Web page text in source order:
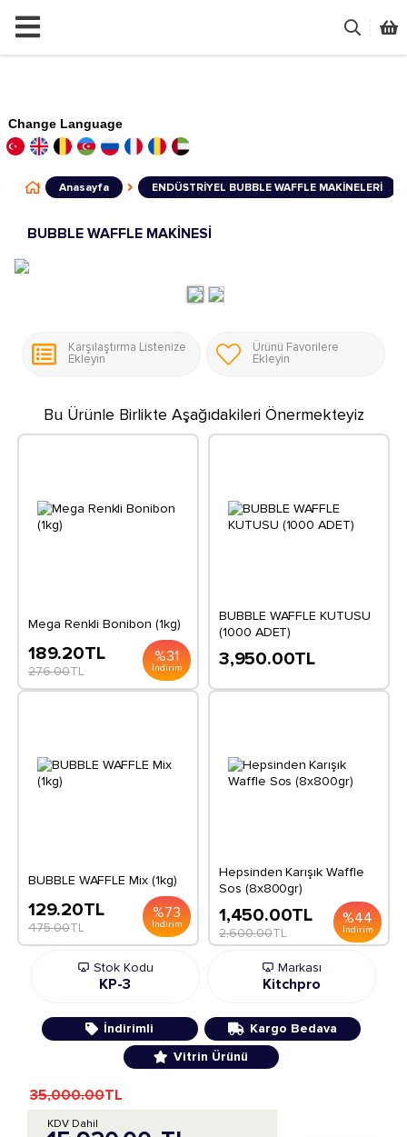
Change Language
Anasayfa ENDÜSTRİYEL BUBBLE WAFFLE MAKİNELERİ
BUBBLE WAFFLE MAKİNESİ
Karşılaştırma Listenize
Ekleyin
Ürünü Favorilere
Ekleyin
Bu Ürünle Birlikte Aşağıdakileri Önermekteyiz
Mega Renkli Bonibon (1kg)
%31
İndirim
189.20TL
276.00TL
BUBBLE WAFFLE KUTUSU
(1000 ADET)
3,950.00TL
BUBBLE WAFFLE Mix (1kg)
%73
İndirim
129.20TL
475.00TL
Hepsinden Karışık Waffle
Sos (8x800gr)
%44
İndirim
1,450.00TL
2,600.00TL
Stok Kodu
KP-3
Markası
Kitchpro
İndirimli
Kargo Bedava
Vitrin Ürünü
35,000.00TL
KDV Dahil